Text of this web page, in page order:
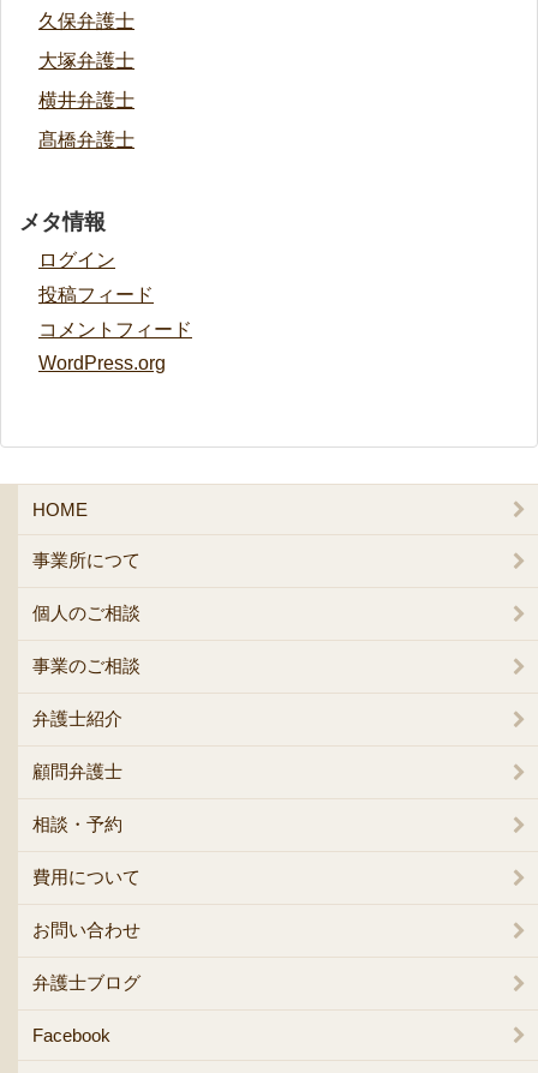
久保弁護士
大塚弁護士
横井弁護士
髙橋弁護士
メタ情報
ログイン
投稿フィード
コメントフィード
WordPress.org
HOME
事業所につて
個人のご相談
事業のご相談
弁護士紹介
顧問弁護士
相談・予約
費用について
お問い合わせ
弁護士ブログ
Facebook